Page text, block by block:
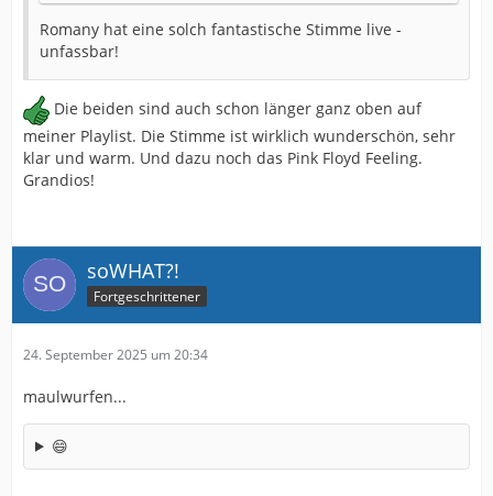
Romany hat eine solch fantastische Stimme live -
unfassbar!
Die beiden sind auch schon länger ganz oben auf
meiner Playlist. Die Stimme ist wirklich wunderschön, sehr
klar und warm. Und dazu noch das Pink Floyd Feeling.
Grandios!
soWHAT?!
Fortgeschrittener
24. September 2025 um 20:34
maulwurfen...
😄